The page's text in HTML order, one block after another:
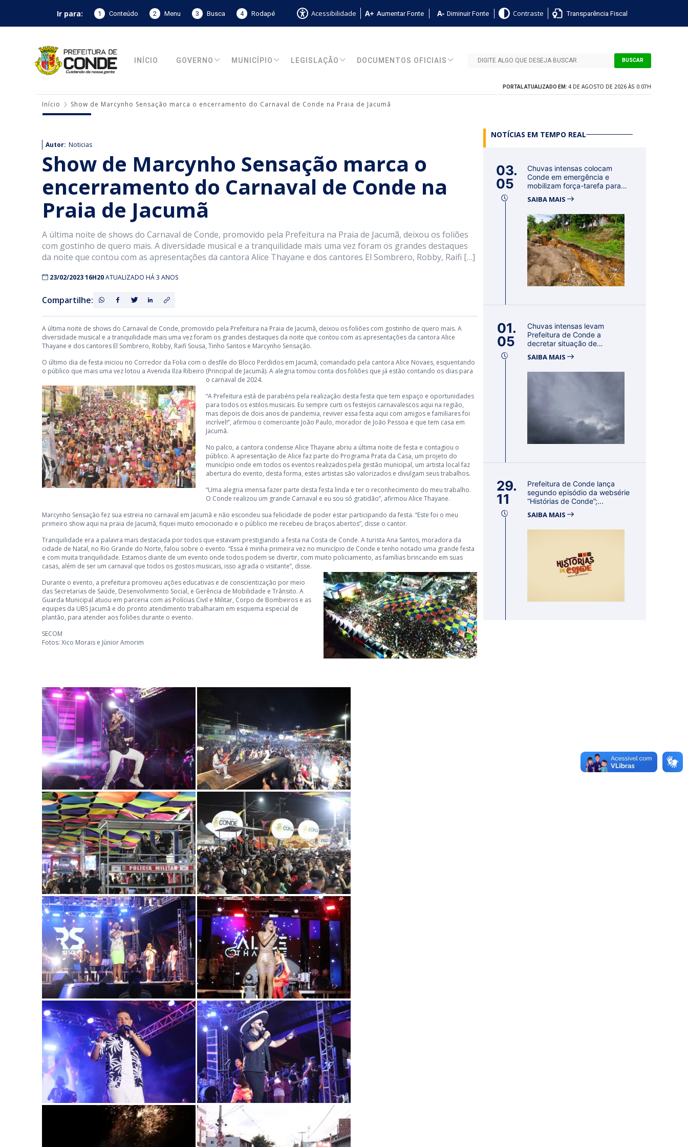
Ir para: 1 Conteúdo 2 Menu 3 Busca 4 Rodapé Acessibilidade Aumentar Fonte Diminuir Fonte Contraste Transparência Fiscal
INÍCIO GOVERNO MUNICÍPIO LEGISLAÇÃO DOCUMENTOS OFICIAIS BUSCAR
PORTAL ATUALIZADO EM: 4 DE AGOSTO DE 2026 ÀS 0:07H
Início Show de Marcynho Sensação marca o encerramento do Carnaval de Conde na Praia de Jacumã
Autor: Noticias
Show de Marcynho Sensação marca o
encerramento do Carnaval de Conde na
Praia de Jacumã
A última noite de shows do Carnaval de Conde, promovido pela Prefeitura na Praia de Jacumã, deixou os foliões
com gostinho de quero mais. A diversidade musical e a tranquilidade mais uma vez foram os grandes destaques
da noite que contou com as apresentações da cantora Alice Thayane e dos cantores El Sombrero, Robby, Raifi […]
23/02/2023 16H20ATUALIZADO HÁ 3 ANOS
Compartilhe:
A última noite de shows do Carnaval de Conde, promovido pela Prefeitura na Praia de Jacumã, deixou os foliões com gostinho de quero mais. A
diversidade musical e a tranquilidade mais uma vez foram os grandes destaques da noite que contou com as apresentações da cantora Alice
Thayane e dos cantores El Sombrero, Robby, Raifi Sousa, Tinho Santos e Marcynho Sensação.
O último dia de festa iniciou no Corredor da Folia com o desfile do Bloco Perdidos em Jacumã, comandado pela cantora Alice Novaes, esquentando
o público que mais uma vez lotou a Avenida Ilza Ribeiro (Principal de Jacumã). A alegria tomou conta dos foliões que já estão contando os dias para
o carnaval de 2024.
“A Prefeitura está de parabéns pela realização desta festa que tem espaço e oportunidades
para todos os estilos musicais. Eu sempre curti os festejos carnavalescos aqui na região,
mas depois de dois anos de pandemia, reviver essa festa aqui com amigos e familiares foi
incrível!”, afirmou o comerciante João Paulo, morador de João Pessoa e que tem casa em
Jacumã.
No palco, a cantora condense Alice Thayane abriu a última noite de festa e contagiou o
público. A apresentação de Alice faz parte do Programa Prata da Casa, um projeto do
município onde em todos os eventos realizados pela gestão municipal, um artista local faz
abertura do evento, desta forma, estes artistas são valorizados e divulgam seus trabalhos.
“Uma alegria imensa fazer parte desta festa linda e ter o reconhecimento do meu trabalho.
O Conde realizou um grande Carnaval e eu sou só gratidão”, afirmou Alice Thayane.
Marcynho Sensação fez sua estreia no carnaval em Jacumã e não escondeu sua felicidade de poder estar participando da festa. “Este foi o meu
primeiro show aqui na praia de Jacumã, fiquei muito emocionado e o público me recebeu de braços abertos”, disse o cantor.
Tranquilidade era a palavra mais destacada por todos que estavam prestigiando a festa na Costa de Conde. A turista Ana Santos, moradora da
cidade de Natal, no Rio Grande do Norte, falou sobre o evento. “Essa é minha primeira vez no município de Conde e tenho notado uma grande festa
e com muita tranquilidade. Estamos diante de um evento onde todos podem se divertir, com muito policiamento, as famílias brincando em suas
casas, além de ser um carnaval que todos os gostos musicais, isso agrada o visitante”, disse.
Durante o evento, a prefeitura promoveu ações educativas e de conscientização por meio
das Secretarias de Saúde, Desenvolvimento Social, e Gerência de Mobilidade e Trânsito. A
Guarda Municipal atuou em parceria com as Polícias Civil e Militar, Corpo de Bombeiros e as
equipes da UBS Jacumã e do pronto atendimento trabalharam em esquema especial de
plantão, para atender aos foliões durante o evento.
SECOM
Fotos: Xico Morais e Júnior Amorim
NOTÍCIAS EM TEMPO REAL
03.
05
Chuvas intensas colocam
Conde em emergência e
mobilizam força-tarefa para
SAIBA MAIS
01.
05
Chuvas intensas levam
Prefeitura de Conde a
decretar situação de
SAIBA MAIS
29.
11
Prefeitura de Conde lança
segundo episódio da websérie
“Histórias de Conde”;...
SAIBA MAIS